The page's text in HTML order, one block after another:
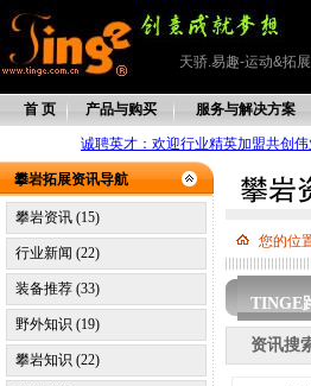
天骄.易趣-运动&拓
首 页 产品与购买 服务与解决方案
诚聘英才：欢迎行业精英加盟共创
攀岩拓展资讯导航
攀岩资讯 (15)
行业新闻 (22)
装备推荐 (33)
野外知识 (19)
攀岩知识 (22)
您的位
TINGE
资讯搜